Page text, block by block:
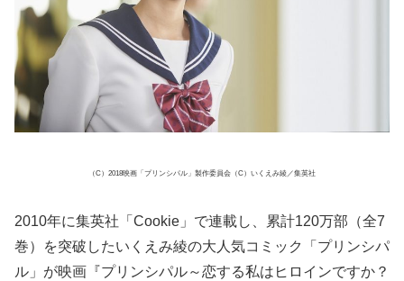
（C）2018映画「プリンシパル」製作委員会（C）いくえみ綾／集英社
2010年に集英社「Cookie」で連載し、累計120万部（全7
巻）を突破したいくえみ綾の大人気コミック「プリンシパ
ル」が映画『プリンシパル～恋する私はヒロインですか？